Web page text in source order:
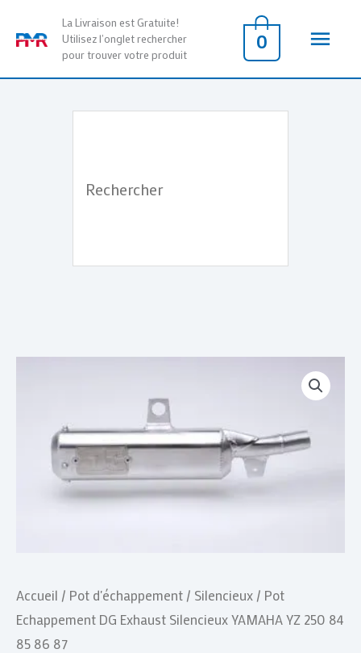
La Livraison est Gratuite!
Utilisez l'onglet rechercher
pour trouver votre produit
0
Accueil / Pot d'échappement / Silencieux / Pot
Echappement DG Exhaust Silencieux YAMAHA YZ 250 84
85 86 87
Echappement
Exhaust
250
84
85